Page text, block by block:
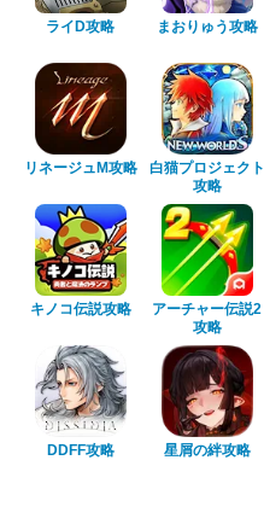
ライD攻略 まおりゅう攻略
リネージュM攻略
白猫プロジェクト
攻略
キノコ伝説攻略
アーチャー伝説2
攻略
DDFF攻略 星屑の絆攻略